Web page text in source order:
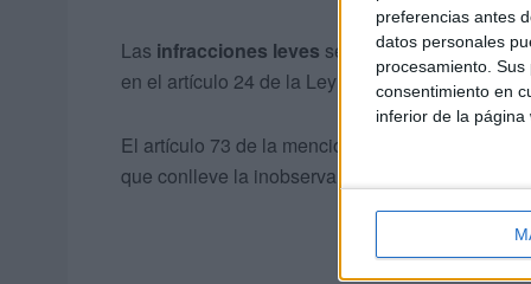
preferencias antes
datos personales
procesamiento.
consentimiento en
inferior de la página
Las infracciones leves se sustentan en la
en el artículo 24 de la Ley 7/2023.
El artículo 73 de la mencionada ley define una
que conlleve la inobservancia de los cuidados u